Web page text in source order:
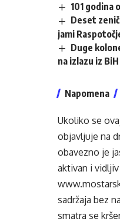
101 godina
Deset
jami
Duge
na izlazu iz BiH
Napomena
Ukoliko se
objavljuje na
obavezno je
aktivan i
sadržaja bez
smatra se